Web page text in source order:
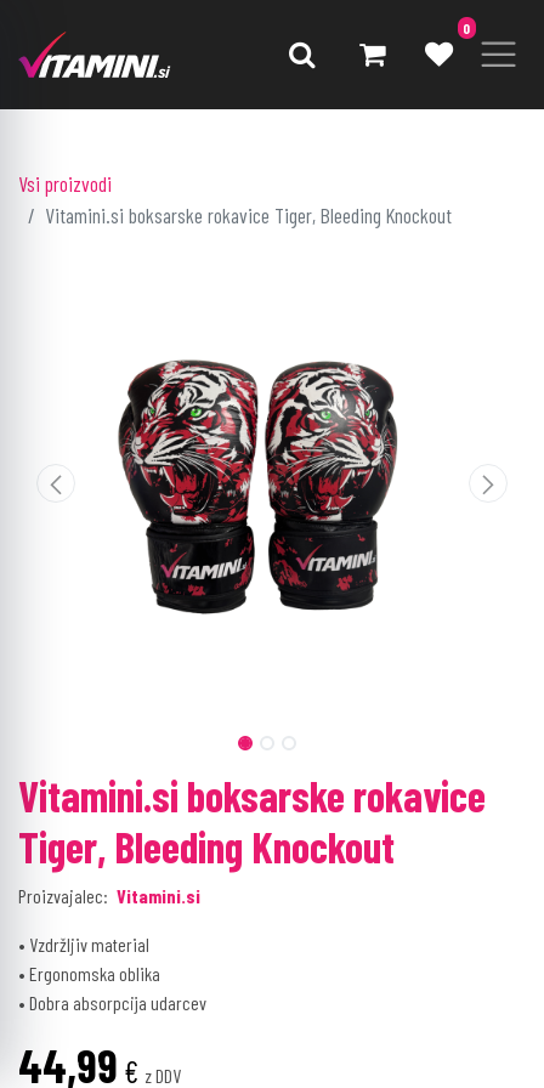
0
Vsi proizvodi
Vitamini.si boksarske rokavice Tiger, Bleeding Knockout
Vitamini.si boksarske rokavice
Tiger, Bleeding Knockout
Proizvajalec: Vitamini.si
• Vzdržljiv material
• Ergonomska oblika
• Dobra absorpcija udarcev
44,99 € z DDV